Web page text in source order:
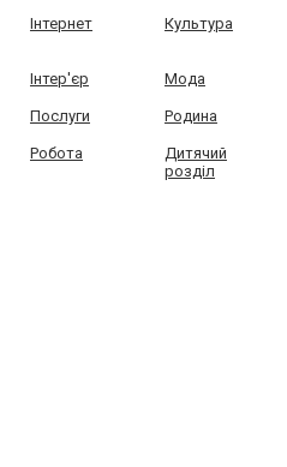
Інтернет Культура
Інтер'єр Мода
Послуги Родина
Робота
Дитячий
розділ